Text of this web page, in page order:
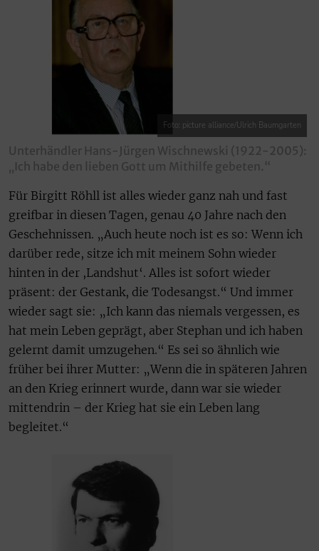
Foto: picture alliance/Ulrich Baumgarten
Unterhändler Hans-Jürgen Wischnewski (1922-2005):
„Ich habe den lieben Gott um Mithilfe gebeten.“
Für Birgitt Röhll ist alles wieder ganz nah und fast
greifbar in diesen Tagen, genau 40 Jahre nach den
Geschehnissen. „Auch heute noch ist es so: Wenn ich
darüber rede, sitze ich mit meinem Sohn wieder
hinten in der ,Landshut‘. Alles ist sofort wieder
präsent: der Gestank, die Todesangst.“ Und immer
wieder sagt sie: „Ich kann das niemals vergessen, es
hat mein Leben geprägt, aber Stephan und ich haben
gelernt damit umzugehen.“ Es sei so ähnlich wie
früher bei ihrer Mutter: „Wenn die in späteren Jahren
an den Krieg erinnert wurde, dann war sie wieder
mittendrin – der Krieg hat sie ein Leben lang
begleitet.“